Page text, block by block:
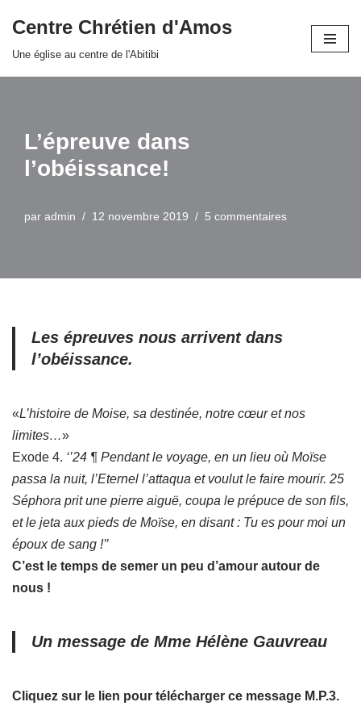
Centre Chrétien d'Amos
Une église au centre de l'Abitibi
L’épreuve dans
l’obéissance!
par admin 12 novembre 2019 5 commentaires
Les épreuves nous arrivent dans
l’obéissance.
«L’histoire de Moise, sa destinée, notre cœur et nos
limites…»
Exode 4. ‘’24 ¶ Pendant le voyage, en un lieu où Moïse
passa la nuit, l’Eternel l’attaqua et voulut le faire mourir. 25
Séphora prit une pierre aiguë, coupa le prépuce de son fils,
et le jeta aux pieds de Moïse, en disant : Tu es pour moi un
époux de sang !’’
C’est le temps de semer un peu d’amour autour de
nous !
Un message de Mme Hélène Gauvreau
Cliquez sur le lien pour télécharger ce message M.P.3.